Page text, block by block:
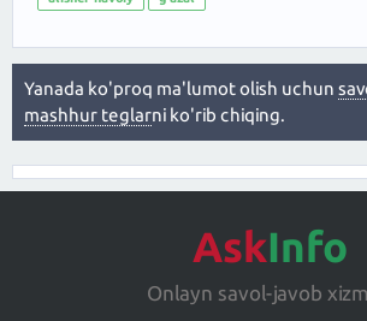
Yanada ko'proq ma'lumot olish uchun
mashhur teglarni ko'rib chiqing.
AskInfo
Onlayn savol-javob